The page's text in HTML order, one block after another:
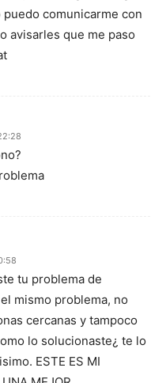
comunicarme con
avisarles que me paso
tu problema de
mismo problema, no
cercanas y tampoco
lo solucionaste¿ te lo
ESTE ES MI